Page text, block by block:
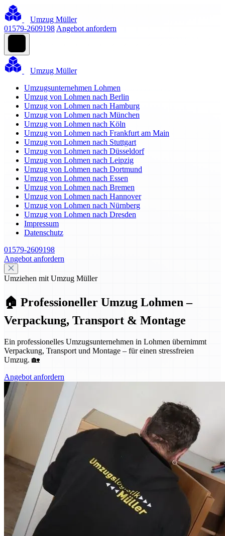
Umzug Müller
01579-2609198 Angebot anfordern
Umzug Müller
Umzugsunternehmen Lohmen
Umzug von Lohmen nach Berlin
Umzug von Lohmen nach Hamburg
Umzug von Lohmen nach München
Umzug von Lohmen nach Köln
Umzug von Lohmen nach Frankfurt am Main
Umzug von Lohmen nach Stuttgart
Umzug von Lohmen nach Düsseldorf
Umzug von Lohmen nach Leipzig
Umzug von Lohmen nach Dortmund
Umzug von Lohmen nach Essen
Umzug von Lohmen nach Bremen
Umzug von Lohmen nach Hannover
Umzug von Lohmen nach Nürnberg
Umzug von Lohmen nach Dresden
Impressum
Datenschutz
01579-2609198
Angebot anfordern
Umziehen mit Umzug Müller
🏠 Professioneller Umzug Lohmen –
Verpackung, Transport & Montage
Ein professionelles Umzugsunternehmen in Lohmen übernimmt
Verpackung, Transport und Montage – für einen stressfreien
Umzug. 🏡
Angebot anfordern